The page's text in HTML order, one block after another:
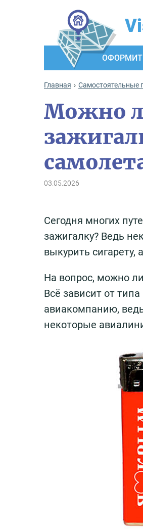
Главная Самостоятельные
Можно
03.05.2026
Сегодня многих
зажигалку? Ведь
выкурить сигарету,
На вопрос, можно
Всё зависит от
авиакомпанию,
некоторые